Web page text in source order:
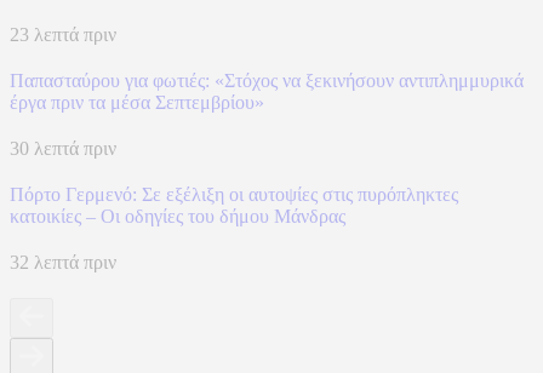
23 λεπτά πριν
Παπασταύρου για φωτιές: «Στόχος να ξεκινήσουν αντιπλημμυρικά
έργα πριν τα μέσα Σεπτεμβρίου»
30 λεπτά πριν
Πόρτο Γερμενό: Σε εξέλιξη οι αυτοψίες στις πυρόπληκτες
κατοικίες – Οι οδηγίες του δήμου Μάνδρας
32 λεπτά πριν